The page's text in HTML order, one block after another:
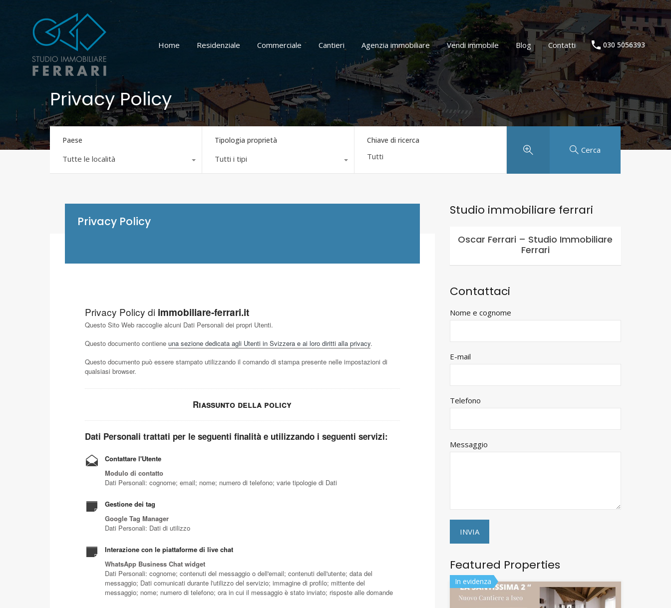
Cantieri Agenzia immobiliare Vendi immobile Blog
Contatti
Home
Residenziale Commerciale Cantieri Agenzia immobiliare Vendi immobile Blog Contatti 030 5056393
Privacy Policy
Paese
Tutte le località
Tipologia proprietà
Tutti i tipi
Chiave di ricerca
Cerca
Privacy Policy
Privacy Policy di immobiliare-ferrari.it
Questo Sito Web raccoglie alcuni Dati Personali dei propri Utenti.
Questo documento contiene una sezione dedicata agli Utenti in Svizzera e ai loro diritti alla privacy.
Questo documento può essere stampato utilizzando il comando di stampa presente nelle impostazioni di
qualsiasi browser.
Riassunto della policy
Dati Personali trattati per le seguenti finalità e utilizzando i seguenti servizi:
Contattare l'Utente
Modulo di contatto
Dati Personali: cognome; email; nome; numero di telefono; varie tipologie di Dati
Gestione dei tag
Google Tag Manager
Dati Personali: Dati di utilizzo
Interazione con le piattaforme di live chat
WhatsApp Business Chat widget
Dati Personali: cognome; contenuti del messaggio o dell'email; contenuti dell'utente; data del
messaggio; Dati comunicati durante l'utilizzo del servizio; immagine di profilo; mittente del
messaggio; nome; numero di telefono; ora in cui il messaggio è stato inviato; risposte alle domande
Studio immobiliare ferrari
Oscar Ferrari – Studio Immobiliare
Ferrari
Contattaci
Nome e cognome
E-mail
Telefono
Messaggio
Featured Properties
In evidenza